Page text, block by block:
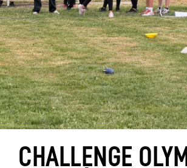
CHALLENGE